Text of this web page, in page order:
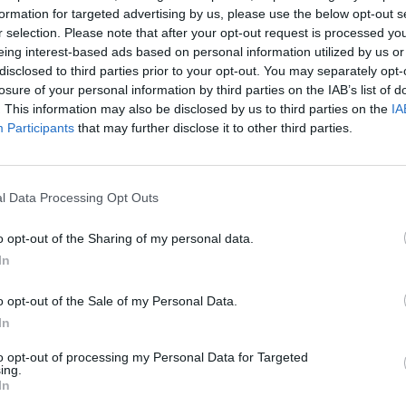
for targeted advertising by us, please use the below opt-out
selection. Please note that after your opt-out request is processed
interest-based ads based on personal information utilized by us
to third parties prior to your opt-out. You may separately
of your personal information by third parties on the IAB’s list of
This information may also be disclosed by us to third parties on the
Participants that may further disclose it to other third parties.
Data Processing Opt Outs
opt-out of the Sharing of my personal data.
opt-out of the Sale of my Personal Data.
opt-out of processing my Personal Data for Targeted
de refugiados, diez de las cuales han
es la de una mujer española que tuvo
de la guerra. En cada maleta incluye,
un mapa con el recorrido que han
y dibujos de niños. La exposición
de enero de 2018 y podrá visitarse en el
(Calle Enric d’Ossó, 1) de las 9 h a las
sede institucional se convertirá también en
las que el ICAT y el COFT colaboran
y Cáritas Tarragona, que podrán hacer uso
para la realización de actividades y
solidarios de cara al 2018.
preferida de Google